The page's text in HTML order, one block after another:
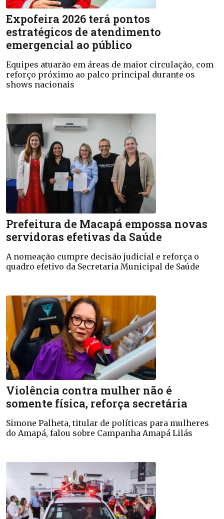
Expofeira 2026 terá pontos
estratégicos de atendimento
emergencial ao público
Equipes atuarão em áreas de maior circulação, com
reforço próximo ao palco principal durante os
shows nacionais
Prefeitura de Macapá empossa novas
servidoras efetivas da Saúde
A nomeação cumpre decisão judicial e reforça o
quadro efetivo da Secretaria Municipal de Saúde
Violência contra mulher não é
somente física, reforça secretária
Simone Palheta, titular de políticas para mulheres
do Amapá, falou sobre Campanha Amapá Lilás